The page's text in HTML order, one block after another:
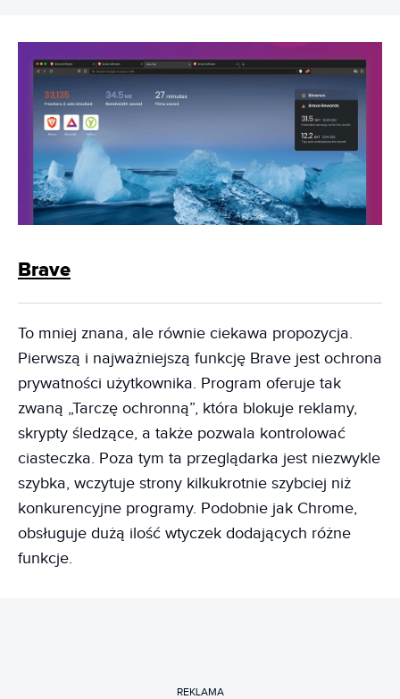
Brave
To mniej znana, ale równie ciekawa propozycja.
Pierwszą i najważniejszą funkcję Brave jest ochrona
prywatności użytkownika. Program oferuje tak
zwaną „Tarczę ochronną”, która blokuje reklamy,
skrypty śledzące, a także pozwala kontrolować
ciasteczka. Poza tym ta przeglądarka jest niezwykle
szybka, wczytuje strony kilkukrotnie szybciej niż
konkurencyjne programy. Podobnie jak Chrome,
obsługuje dużą ilość wtyczek dodających różne
funkcje.
REKLAMA